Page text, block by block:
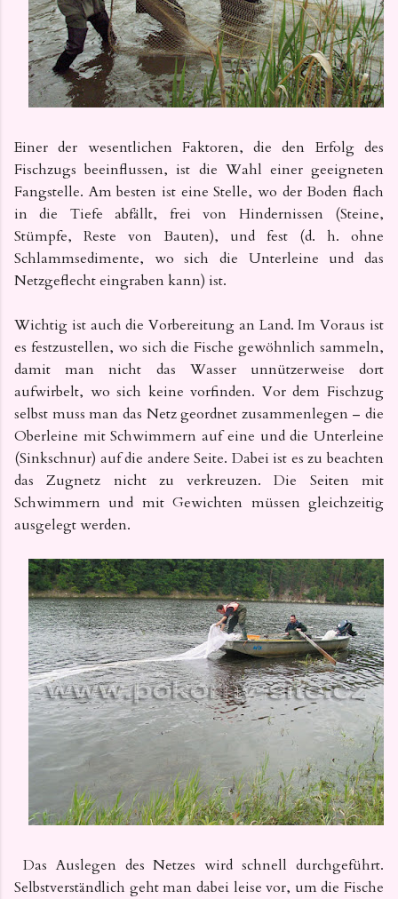
Einer der wesentlichen Faktoren, die den Erfolg des
Fischzugs beeinflussen, ist die Wahl einer geeigneten
Fangstelle. Am besten ist eine Stelle, wo der Boden flach
in die Tiefe abfällt, frei von Hindernissen (Steine,
Stümpfe, Reste von Bauten), und fest (d. h. ohne
Schlammsedimente, wo sich die Unterleine und das
Netzgeflecht eingraben kann) ist.
Wichtig ist auch die Vorbereitung an Land. Im Voraus ist
es festzustellen, wo sich die Fische gewöhnlich sammeln,
damit man nicht das Wasser unnützerweise dort
aufwirbelt, wo sich keine vorfinden. Vor dem Fischzug
selbst muss man das Netz geordnet zusammenlegen – die
Oberleine mit Schwimmern auf eine und die Unterleine
(Sinkschnur) auf die andere Seite. Dabei ist es zu beachten
das Zugnetz nicht zu verkreuzen. Die Seiten mit
Schwimmern und mit Gewichten müssen gleichzeitig
ausgelegt werden.
Das Auslegen des Netzes wird schnell durchgeführt.
Selbstverständlich geht man dabei leise vor, um die Fische